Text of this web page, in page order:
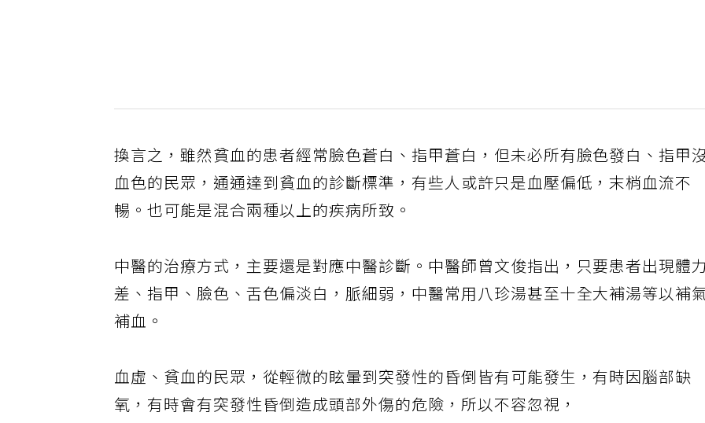
換言之，雖然貧血的患者經常臉色蒼白、指甲蒼白，但未必所有臉色發白、指甲
血色的民眾，通通達到貧血的診斷標準，有些人或許只是血壓偏低，末梢血流不
暢。也可能是混合兩種以上的疾病所致。
中醫的治療方式，主要還是對應中醫診斷。中醫師曾文俊指出，只要患者出現體力
差、指甲、臉色、舌色偏淡白，脈細弱，中醫常用八珍湯甚至十全大補湯等以補
補血。
血虛、貧血的民眾，從輕微的眩暈到突發性的昏倒皆有可能發生，有時因腦部缺
氧，有時會有突發性昏倒造成頭部外傷的危險，所以不容忽視，